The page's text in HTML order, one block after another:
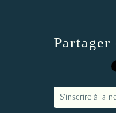
S'inscrire à la